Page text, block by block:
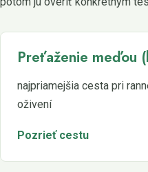
Preťaženie meďou
najpriamejšia cesta pri
oživení
Pozrieť cestu